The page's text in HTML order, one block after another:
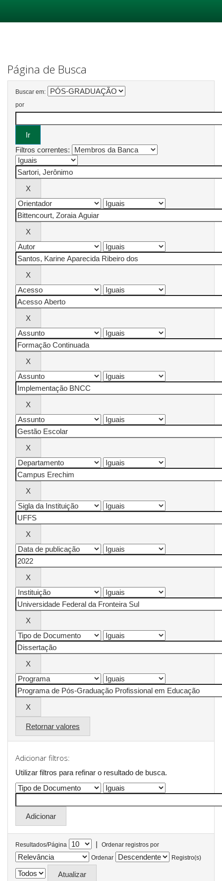
Página de Busca
Buscar em:
por
Filtros correntes:
Retornar valores
Adicionar filtros:
Utilizar filtros para refinar o resultado de busca.
Resultados/Página |
Ordenar registros por
Ordenar
Registro(s)